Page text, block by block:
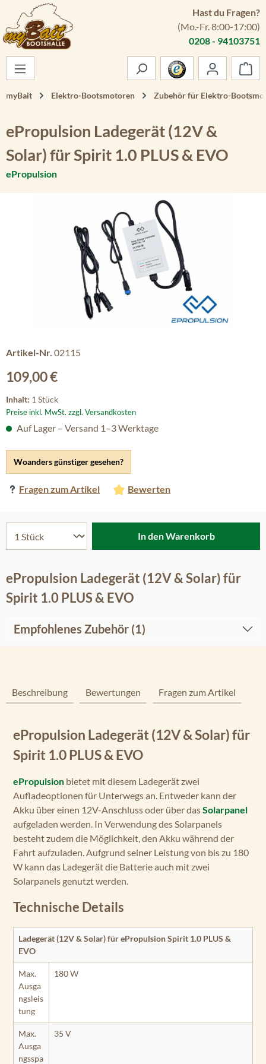
Zum Hauptinhalt springen
Hast du Fragen?
(Mo.-Fr. 8:00-17:00)
0208 - 94103751
myBait Elektro-Bootsmotoren Zubehör für Elektro-
ePropulsion Ladegerät (12V &
Solar) für Spirit 1.0 PLUS & EVO
ePropulsion
Artikel-Nr. 02115
Regulärer Preis:
109,00 €
Inhalt: 1 Stück
Preise inkl. MwSt. zzgl. Versandkosten
Woanders günstiger gesehen?
Fragen zum Artikel Bewerten
Auf Lager – Versand 1–3 Werktage
In den Warenkorb
ePropulsion Ladegerät (12V & Solar) für
Spirit 1.0 PLUS & EVO
Empfohlenes Zubehör (1)
Beschreibung Bewertungen Fragen zum Artikel
ePropulsion Ladegerät (12V & Solar) für
Spirit 1.0 PLUS & EVO
ePropulsion bietet mit diesem Ladegerät zwei
Aufladeoptionen für Unterwegs an. Entweder kann der
Akku über einen 12V-Anschluss oder über dasSolarpanel
aufgeladen werden. In Verwendung des Solarpanels
besteht zudem die Möglichkeit, den Akku während der
Fahrt aufzuladen. Aufgrund seiner Leistung von bis zu 180
W kann das Ladegerät die Batterie auch mit zwei
Solarpanels genutzt werden.
Technische Details
Ladegerät (12V & Solar) für ePropulsion Spirit 1.0 PLUS &
EVO
Max.
Ausga
ngsleis
tung
180 W
Max.
Ausga
ngsspa
35 V